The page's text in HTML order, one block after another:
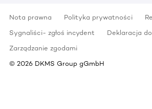
Nota prawna Polityka prywatności
Sygnaliści- zgłoś incydent
Deklaracja
Zarządzanie zgodami
© 2026 DKMS Group gGmbH